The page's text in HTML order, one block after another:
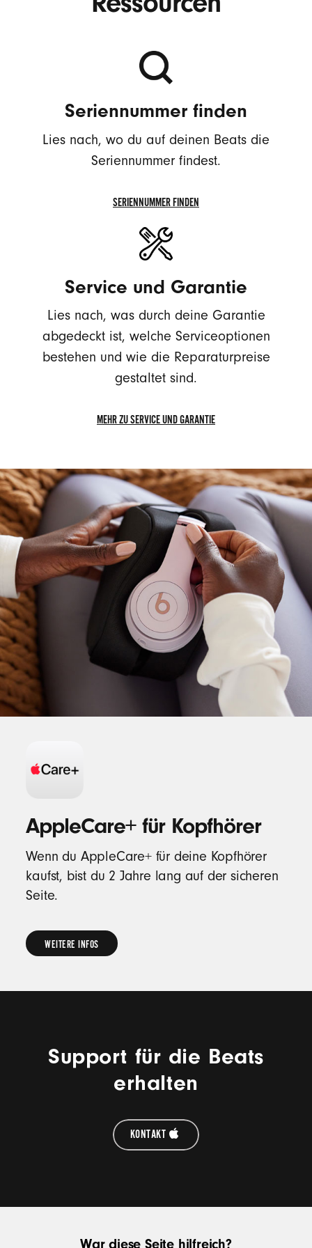
Seriennummer finden
Lies nach, wo du auf deinen Beats die
Seriennummer findest.
SERIENNUMMER FINDEN
Service und Garantie
Lies nach, was durch deine Garantie
abgedeckt ist, welche Serviceoptionen
bestehen und wie die Reparaturpreise
gestaltet sind.
MEHR ZU SERVICE UND GARANTIE
SERVICE
GARANTIE
AppleCare+ für Kopfhörer
Wenn du AppleCare+ für deine Kopfhörer
kaufst, bist du 2 Jahre lang auf der sicheren
Seite.
WEITERE INFOS
Support für die Beats
erhalten
KONTAKT
War diese Seite hilfreich?